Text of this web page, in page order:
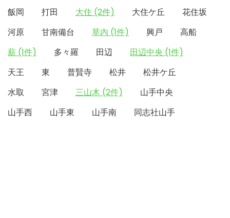
飯岡 打田 大住 (2件) 大住ケ丘
花住坂
河原
甘南備台 草内 (1件) 興戸
高船
薪 (1件)
多々羅 田辺
田辺中央 (1件)
天王
東 普賢寺 松井
松井ケ丘
水取
宮津 三山木 (2件)
山手中央
山手西
山手東 山手南 同志社山手